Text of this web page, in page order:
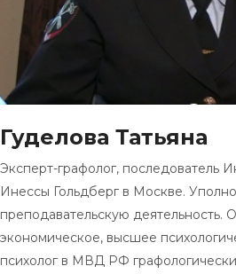
Гуделова Татьяна
Эксперт-графолог, последователь
Инессы Гольдберг в Москве.
преподавательскую деятельность.
экономическое, высшее
психолог в МВД РФ